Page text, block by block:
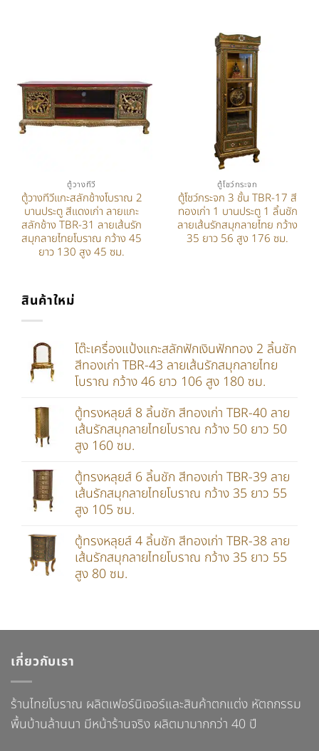
ตู้วางทีวี
ตู้วางทีวีแกะสลักช้างโบราณ 2
บานประตู สีแดงเก่า ลายแกะ
สลักช้าง TBR-31 ลายเส้นรัก
สมุกลายไทยโบราณ กว้าง 45
ยาว 130 สูง 45 ซม.
ตู้โชว์กระจก
ตู้โชว์กระจก 3 ชั้น TBR-17 สี
ทองเก่า 1 บานประตู 1 ลิ้นชัก
ลายเส้นรักสมุกลายไทย กว้าง
35 ยาว 56 สูง 176 ซม.
สินค้าใหม่
โต๊ะเครื่องแป้งแกะสลักฟักเงินฟักทอง 2 ลิ้นชัก
สีทองเก่า TBR-43 ลายเส้นรักสมุกลายไทย
โบราณ กว้าง 46 ยาว 106 สูง 180 ซม.
ตู้ทรงหลุยส์ 8 ลิ้นชัก สีทองเก่า TBR-40 ลาย
เส้นรักสมุกลายไทยโบราณ กว้าง 50 ยาว 50
สูง 160 ซม.
ตู้ทรงหลุยส์ 6 ลิ้นชัก สีทองเก่า TBR-39 ลาย
เส้นรักสมุกลายไทยโบราณ กว้าง 35 ยาว 55
สูง 105 ซม.
ตู้ทรงหลุยส์ 4 ลิ้นชัก สีทองเก่า TBR-38 ลาย
เส้นรักสมุกลายไทยโบราณ กว้าง 35 ยาว 55
สูง 80 ซม.
เกี่ยวกับเรา
ร้านไทยโบราณ ผลิตเฟอร์นิเจอร์และสินค้าตกแต่ง หัตถกรรม
พื้นบ้านล้านนา มีหน้าร้านจริง ผลิตมามากกว่า 40 ปี